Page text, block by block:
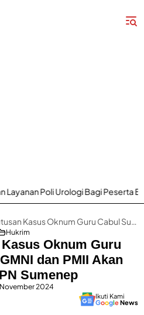
Poli Urologi Bagi Peserta BPJS
Jelang Putusan Kasus Oknum Guru Cabul Sudiarto, GMNI dan PMII Akan Kepung PN Sumenep
Hukrim
Oknum Guru
dan PMII Akan
Sumenep
2024
Ikuti Kami
GoogleNews